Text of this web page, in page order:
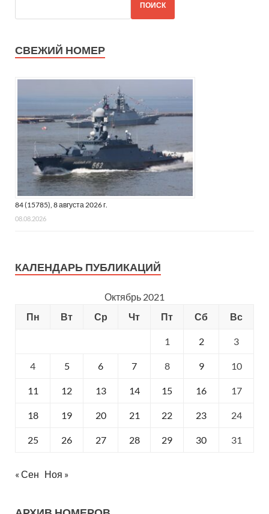
ПОИСК
СВЕЖИЙ НОМЕР
84 (15785), 8 августа 2026 г.
08.08.2026
КАЛЕНДАРЬ ПУБЛИКАЦИЙ
Октябрь 2021
Пн
Вт Ср Чт Пт Сб Вс
1 2 3
4 5 6 7 8 9 10
11 12 13 14 15 16 17
18 19 20 21 22 23 24
25 26 27 28 29 30 31
« Сен Ноя »